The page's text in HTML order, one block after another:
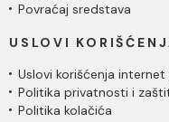
Povraćaj sredstava
USLOVI
Uslovi korišćenja
Politika privatnosti i
Politika kolačića